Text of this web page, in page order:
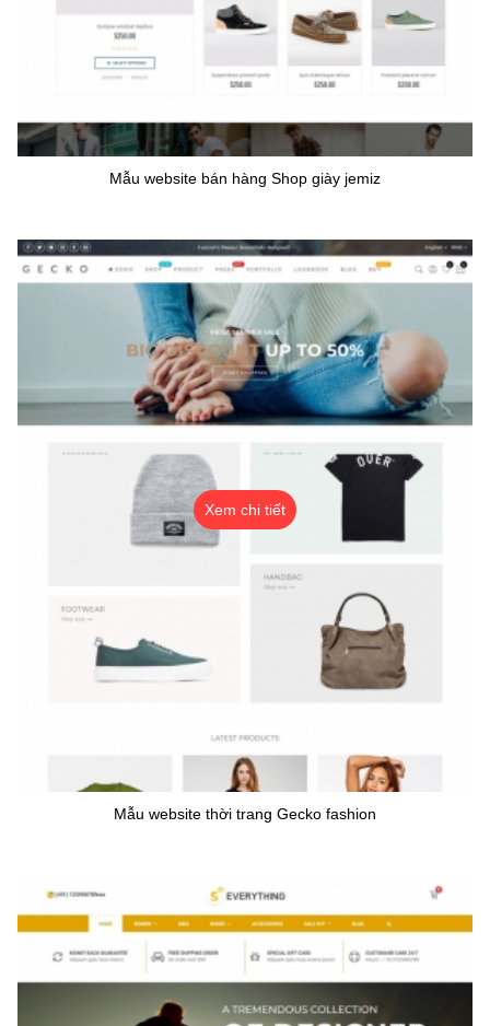
Mẫu website bán hàng Shop giày jemiz
Xem chi tiết
Mẫu website thời trang Gecko fashion